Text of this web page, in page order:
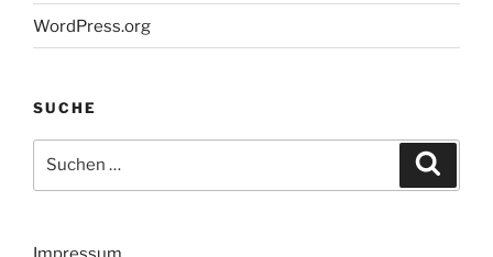
WordPress.org
SUCHE
nach: